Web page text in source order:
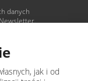
danych
jak i od